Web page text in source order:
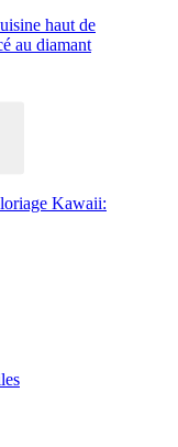
haut de
au diamant
Kawaii: